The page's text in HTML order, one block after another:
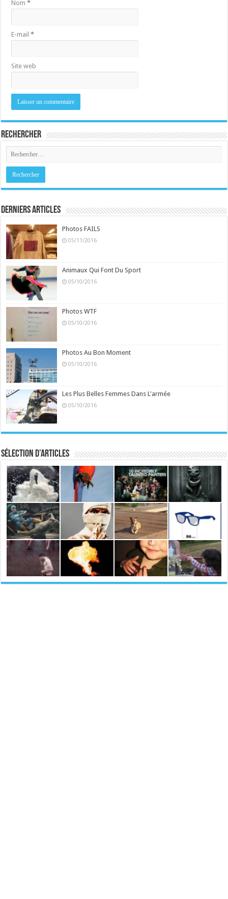
Nom*
E-mail*
Site web
Rechercher
Derniers Articles
Photos FAILS
05/11/2016
Animaux Qui Font Du Sport
05/10/2016
Photos WTF
05/10/2016
Photos Au Bon Moment
05/10/2016
Les Plus Belles Femmes Dans L'armée
05/10/2016
Sélection d’articles